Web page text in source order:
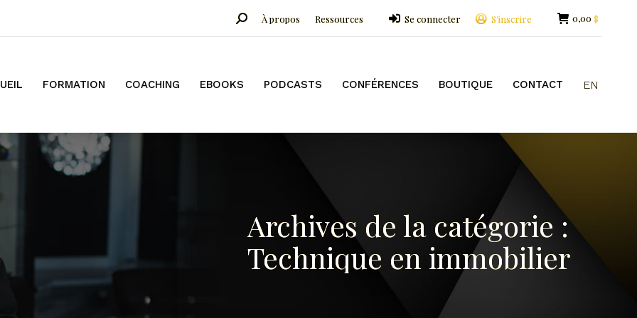
Search:À propos Ressources Se connecter S’inscrire 0,00 $
FORMATION COACHING EBOOKS PODCASTS CONFÉRENCES BOUTIQUE CONTACT EN
Archives de la catégorie :
Technique en immobilier
CONFÉRENCES BOUTIQUE CONTACT EN